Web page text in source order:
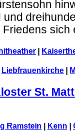
sich
Liebfrauenkirche
St.
Ramstein Kenn